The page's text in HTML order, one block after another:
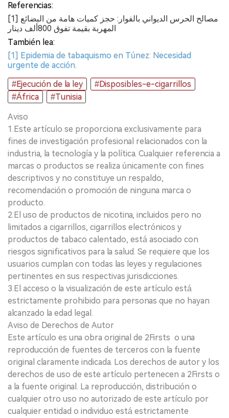
Referencias:
[1] مصالح الحرس الديواني بالفوار: حجز كميات هامة من البضائع
المهربة بقيمة تفوق 800ألف دينار
También lea:
[1] Epidemia de tabaquismo en Túnez: Necesidad
urgente de acción.
#Ejecución de la ley
#Disposibles-e-cigarrillos
#África
#Tunisia
Aviso
1.Este artículo se proporciona exclusivamente para
fines de investigación profesional relacionados con la
industria, la tecnología y la política. Cualquier referencia a
marcas o productos se realiza únicamente con fines
descriptivos y no constituye un respaldo,
recomendación o promoción de ninguna marca o
producto.
2.El uso de productos de nicotina, incluidos pero no
limitados a cigarrillos, cigarrillos electrónicos y
productos de tabaco calentado, está asociado con
riesgos significativos para la salud. Se requiere que los
usuarios cumplan con todas las leyes y regulaciones
pertinentes en sus respectivas jurisdicciones.
3.El acceso o la visualización de este artículo está
estrictamente prohibido para personas que no hayan
alcanzado la edad legal.
Aviso de Derechos de Autor
Este artículo es una obra original de 2Firsts o una
reproducción de fuentes de terceros con la fuente
original claramente indicada. Los derechos de autor y los
derechos de uso de este artículo pertenecen a 2Firsts o
a la fuente original. La reproducción, distribución o
cualquier otro uso no autorizado de este artículo por
cualquier entidad o individuo está estrictamente